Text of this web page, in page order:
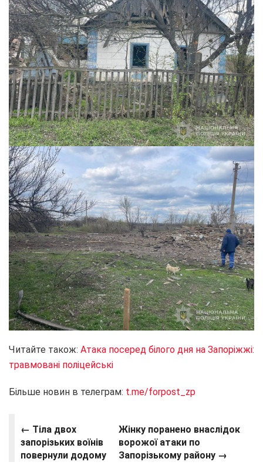
Читайте також: Атака посеред білого дня на Запоріжжі:
травмовані поліцейські
Більше новин в телеграм: t.me/forpost_zp
← Тіла двох
запорізьких воїнів
повернули додому
Жінку поранено внаслідок
ворожої атаки по
Запорізькому району →